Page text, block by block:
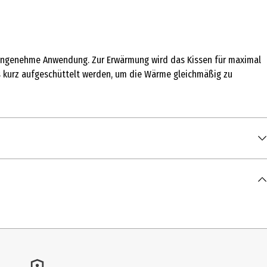
Anwendung. Zur Erwärmung wird das Kissen für maximal
aufgeschüttelt werden, um die Wärme gleichmäßig zu